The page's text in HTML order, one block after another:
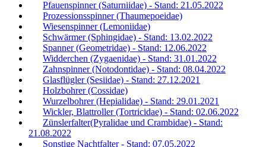
Pfauenspinner (Saturniidae) - Stand: 21.05.2022
Prozessionsspinner (Thaumepoeidae)
Wiesenspinner (Lemoniidae)
Schwärmer (Sphingidae) - Stand: 13.02.2022
Spanner (Geometridae) - Stand: 12.06.2022
Widderchen (Zygaenidae) - Stand: 31.01.2022
Zahnspinner (Notodontidae) - Stand: 08.04.2022
Glasflügler (Sesiidae) - Stand: 27.12.2021
Holzbohrer (Cossidae)
Wurzelbohrer (Hepialidae) - Stand: 29.01.2021
Wickler, Blattroller (Tortricidae) - Stand: 02.06.2022
Zünslerfalter(Pyralidae und Crambidae) - Stand:
21.08.2022
Sonstige Nachtfalter - Stand: 07.05.2022